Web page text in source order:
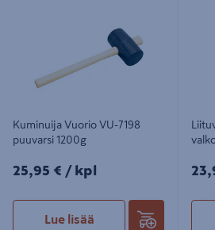
Kuminuija Vuorio VU-7198
puuvarsi 1200g
25,95€/kpl
25,95 € / kpl
Lue lisää